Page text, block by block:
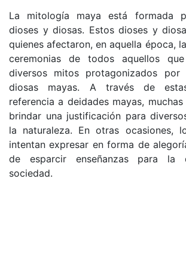
La mitología maya está formada
dioses y diosas. Estos dioses y
quienes afectaron, en aquella época,
ceremonias de todos aquellos
diversos mitos protagonizados
diosas mayas. A través de
referencia a deidades mayas,
brindar una justificación para
la naturaleza. En otras ocasiones,
intentan expresar en forma de
de esparcir enseñanzas para la
sociedad.